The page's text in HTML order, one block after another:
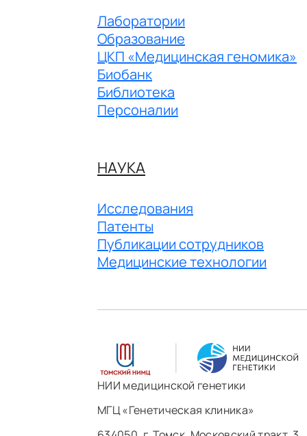
Лаборатории
Образование
ЦКП «Медицинская геномика»
Биобанк
Библиотека
Персоналии
НАУКА
Исследования
Патенты
Публикации сотрудников
Медицинские технологии
НИИ медицинской генетики
МГЦ «Генетическая клиника»